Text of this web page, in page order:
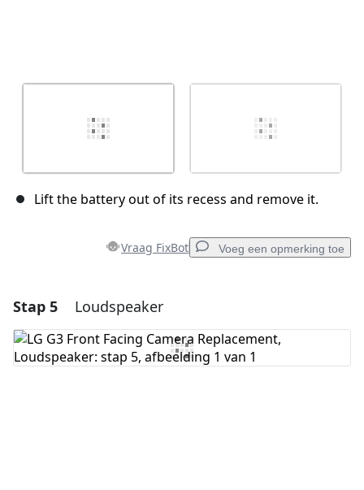
Lift the battery out of its recess and remove it.
Vraag FixBot Voeg een opmerking toe
Voeg een opmerking toe
Voeg opmerking toe
Stap 5 Loudspeaker